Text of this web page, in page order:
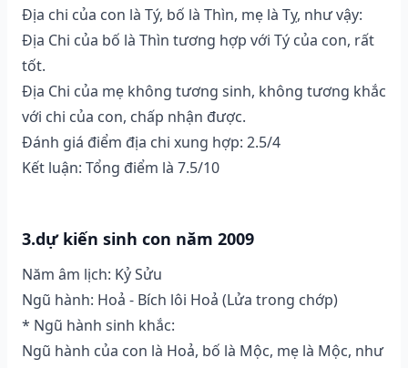
Địa chi của con là Tý, bố là Thìn, mẹ là Tỵ, như vậy:
Địa Chi của bố là Thìn tương hợp với Tý của con, rất
tốt.
Địa Chi của mẹ không tương sinh, không tương khắc
với chi của con, chấp nhận được.
Đánh giá điểm địa chi xung hợp: 2.5/4
Kết luận: Tổng điểm là 7.5/10
3.dự kiến sinh con năm 2009
Năm âm lịch: Kỷ Sửu
Ngũ hành: Hoả - Bích lôi Hoả (Lửa trong chớp)
* Ngũ hành sinh khắc:
Ngũ hành của con là Hoả, bố là Mộc, mẹ là Mộc, như